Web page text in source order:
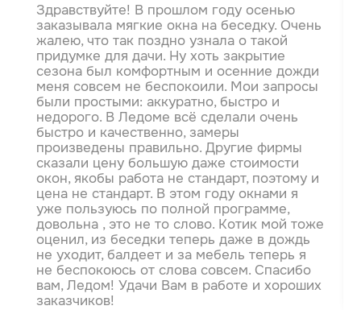
Здравствуйте! В прошлом году осенью
заказывала мягкие окна на беседку. Очень
жалею, что так поздно узнала о такой
придумке для дачи. Ну хоть закрытие
сезона был комфортным и осенние дожди
меня совсем не беспокоили. Мои запросы
были простыми: аккуратно, быстро и
недорого. В Ледоме всё сделали очень
быстро и качественно, замеры
произведены правильно. Другие фирмы
сказали цену большую даже стоимости
окон, якобы работа не стандарт, поэтому и
цена не стандарт. В этом году окнами я
уже пользуюсь по полной программе,
довольна , это не то слово. Котик мой тоже
оценил, из беседки теперь даже в дождь
не уходит, балдеет и за мебель теперь я
не беспокоюсь от слова совсем. Спасибо
вам, Ледом! Удачи Вам в работе и хороших
заказчиков!